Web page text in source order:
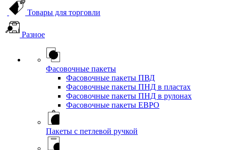
Товары для торговли
Разное
Фасовочные пакеты
Фасовочные пакеты ПВД
Фасовочные пакеты ПНД в пластах
Фасовочные пакеты ПНД в рулонах
Фасовочные пакеты ЕВРО
Пакеты с петлевой ручкой